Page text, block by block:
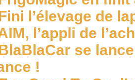
l’élevage de
l’appli de
se
!